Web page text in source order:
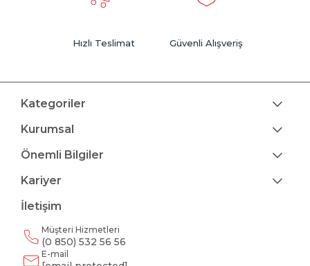
Hızlı Teslimat Güvenli Alışveriş
Kategoriler
Kurumsal
Önemli Bilgiler
Kariyer
İletişim
Müşteri Hizmetleri
(0 850) 532 56 56
E-mail